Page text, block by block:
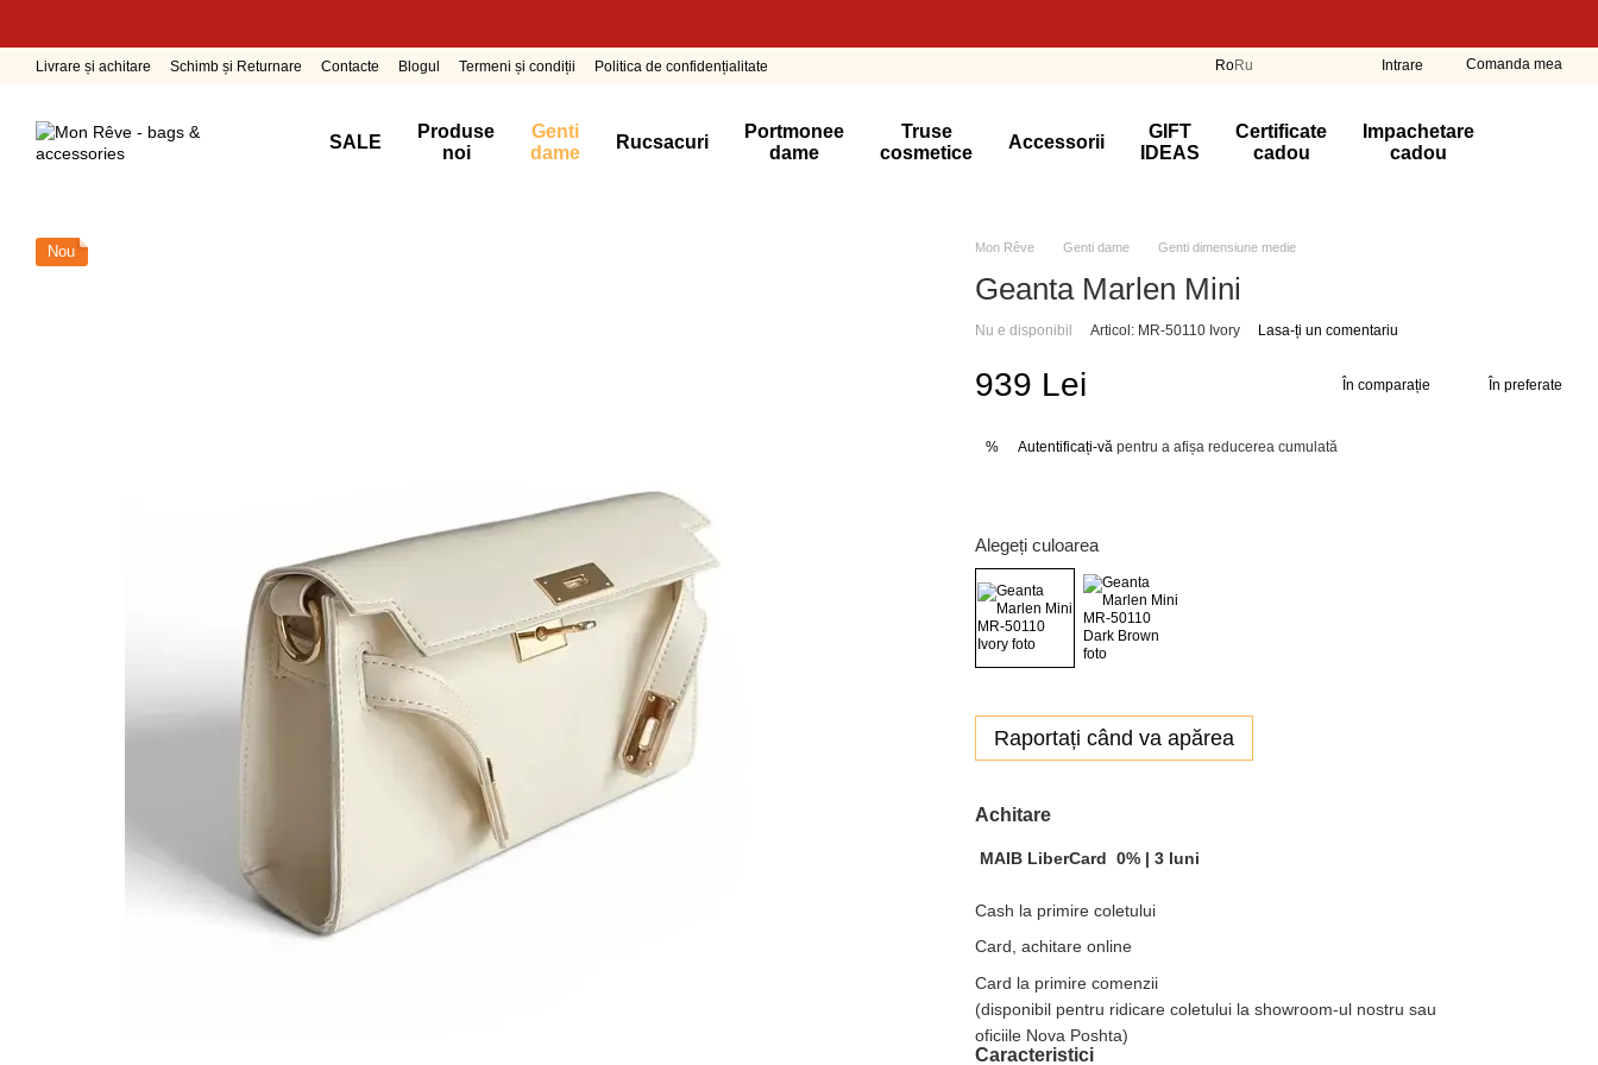
Livrare și achitare Schimb și Returnare Contacte Blogul Termeni și condiții Politica de confidențialitate RoRu Intrare Comanda mea
SALE
Produse
noi
Genti
dame
Rucsacuri
Portmonee
dame
Truse
cosmetice
Accessorii
GIFT
IDEAS
Certificate
cadou
Impachetare
cadou
Nou Mon Rêve Genti dame Genti dimensiune medie
Geanta Marlen Mini
Nu e disponibil Articol: MR-50110 Ivory Lasa-ți un comentariu
939 Lei În comparație În preferate
% Autentificați-văpentru a afișa reducerea cumulată
Alegeți culoarea
Raportați când va apărea
Achitare
MAIB LiberCard 0% |3 luni
Cash la primire coletului
Card, achitare online
Card la primire comenzii
(disponibil pentru ridicare coletului la showroom-ul nostru sau
oficiile Nova Poshta)
Caracteristici